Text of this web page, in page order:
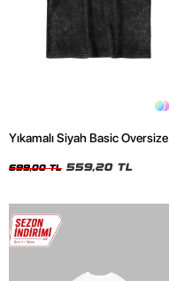
Yıkamalı Siyah Basic Oversize
699,00 TL 559,20 TL